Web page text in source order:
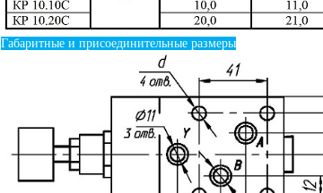
Габаритные и присоединительные размеры